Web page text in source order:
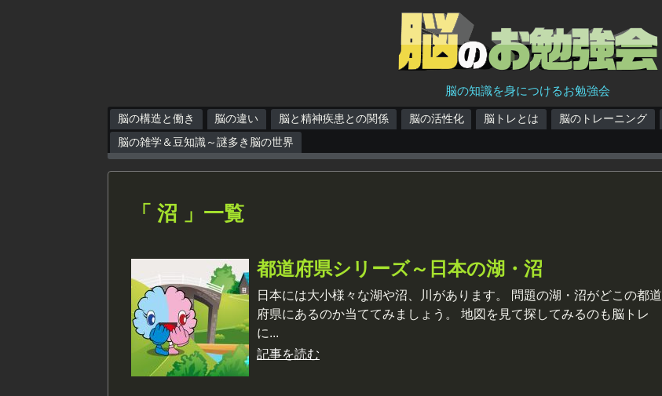
脳の知識を身につけるお勉強会
脳の構造と働き 脳の違い 脳と精神疾患との関係 脳の活性化 脳トレとは 脳のトレーニング
脳の雑学＆豆知識～謎多き脳の世界
「 沼 」一覧
都道府県シリーズ～日本の湖・沼
日本には大小様々な湖や沼、川があります。 問題の湖・沼がどこの都道
府県にあるのか当ててみましょう。 地図を見て探してみるのも脳トレ
に...
記事を読む